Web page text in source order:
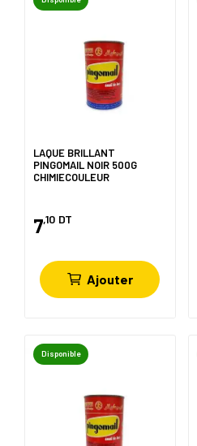
LAQUE BRILLANT
PINGOMAIL NOIR 500G
CHIMIECOULEUR
7,10 DT
Ajouter
Disponible